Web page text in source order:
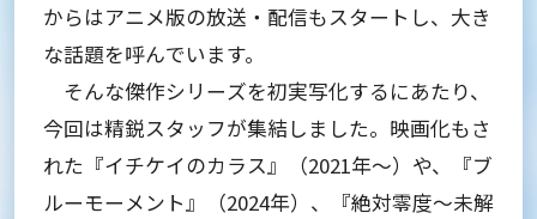
からはアニメ版の放送・配信もスタートし、大き
な話題を呼んでいます。
そんな傑作シリーズを初実写化するにあたり、
今回は精鋭スタッフが集結しました。映画化もさ
れた『イチケイのカラス』（2021年～）や、『ブ
ルーモーメント』（2024年）、『絶対零度～未解